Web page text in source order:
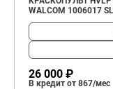
WALCOM 1006017
26 000 ₽
В кредит от 867/мес